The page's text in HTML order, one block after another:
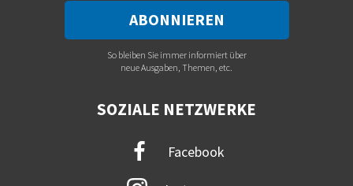
So bleiben Sie immer informiert über
neue Ausgaben, Themen, etc.
SOZIALE NETZWERKE
Facebook